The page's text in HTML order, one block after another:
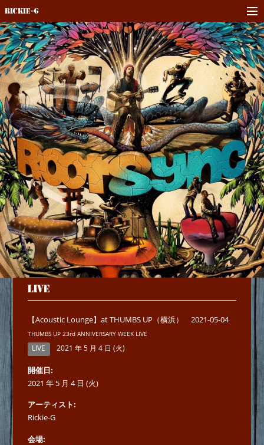
Rickie-G
LIVE
【Acoustic Lounge】at THUMBS UP（横浜） 2021-05-04
THUMBS UP 23rd ANNIVERSARY WEEK LIVE
LIVE 2021 年 5 月 4 日 (火)
開催日
2021 年 5 月 4 日 (火)
アーティスト
Rickie-G
会場